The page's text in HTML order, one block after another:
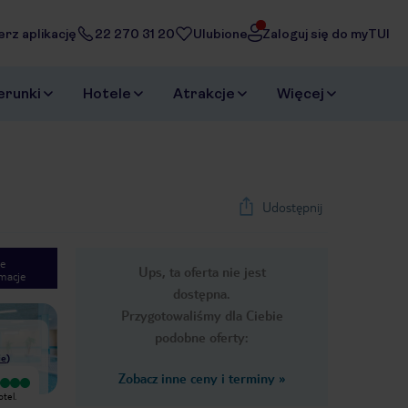
aplikację 22 270 31 20 Ulubione Zaloguj się do myTUI
Hotele Atrakcje Więcej
Udostępnij
Ups, ta oferta nie jest
dostępna.
Przygotowaliśmy dla Ciebie
podobne oferty:
Zobacz inne ceny i terminy »
1/39
)
Wyjątkowy